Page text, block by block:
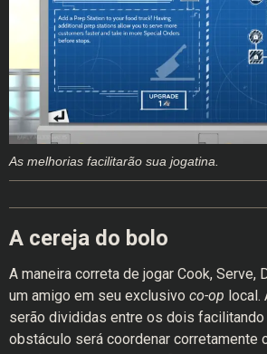
As melhorias facilitarão sua jogatina.
A cereja do bolo
A maneira correta de jogar Cook, Serve,
um amigo em seu exclusivo co-op local.
serão divididas entre os dois facilitando
obstáculo será coordenar corretamente